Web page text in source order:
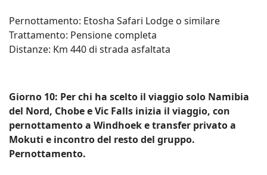
Pernottamento: Etosha Safari Lodge o similare
Trattamento: Pensione completa
Distanze: Km 440 di strada asfaltata
Giorno 10: Per chi ha scelto il viaggio solo Namibia
del Nord, Chobe e Vic Falls inizia il viaggio, con
pernottamento a Windhoek e transfer privato a
Mokuti e incontro del resto del gruppo.
Pernottamento.